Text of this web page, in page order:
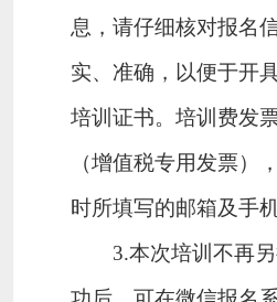
息，请仔细核对报名
实、准确，以便于开
培训证书。 培训费发
（增值税专用发票）
时所填写的邮箱及手机
3.本次培训不再